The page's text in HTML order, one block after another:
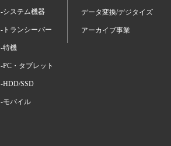
-システム機器
-トランシーバー
-特機
-PC・タブレット
-HDD/SSD
-モバイル
データ変換/デジタイズ
アーカイブ事業